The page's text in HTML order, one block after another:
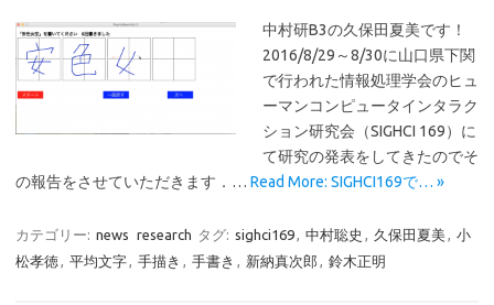
中村研B3の久保田夏美です！
2016/8/29～8/30に山口県下関
で行われた情報処理学会のヒュ
ーマンコンピュータインタラク
ション研究会（SIGHCI 169）に
て研究の発表をしてきたのでそ
の報告をさせていただきます．… Read More: SIGHCI169で… »
カテゴリー: news research タグ: sighci169, 中村聡史 , 久保田夏美, 小
松孝徳, 平均文字, 手描き , 手書き , 新納真次郎 , 鈴木正明